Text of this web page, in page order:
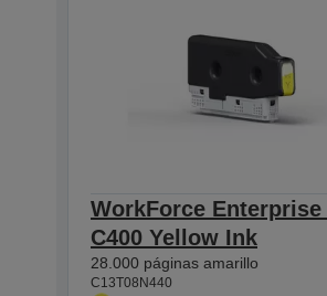
WorkForce Enterprise
C400 Yellow Ink
28.000 páginas amarillo
C13T08N440